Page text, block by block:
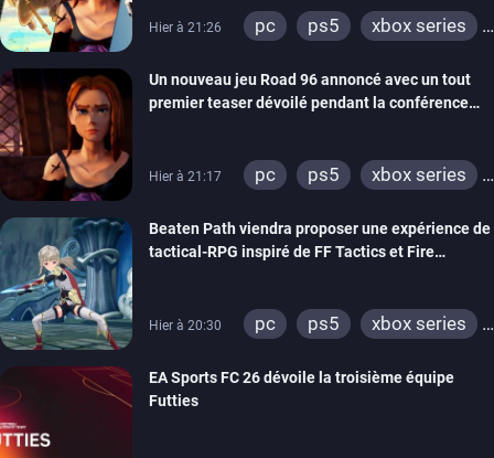
Hier à 21:26 pc ps5
xbox series
xbox one
switch 2
Un nouveau jeu Road 96 annoncé avec un tout
premier teaser dévoilé pendant la conférence
Hier à 21:17 pc ps5
xbox series
xbox one
Beaten Path viendra proposer une expérience de
tactical-RPG inspiré de FF Tactics et Fire
Hier à 20:30 pc ps5
xbox series
EA Sports FC 26 dévoile la troisième équipe
Futties